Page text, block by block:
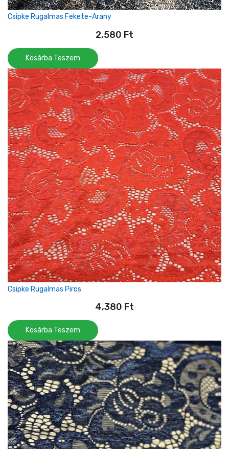
Csipke Rugalmas Fekete-Arany
2,580 Ft
Kosárba Teszem
Csipke Rugalmas Piros
4,380 Ft
Kosárba Teszem